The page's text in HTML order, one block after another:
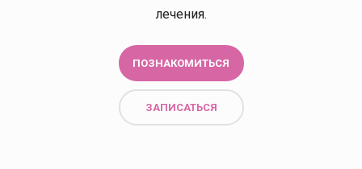
лечения.
ПОЗНАКОМИТЬСЯ
ЗАПИСАТЬСЯ